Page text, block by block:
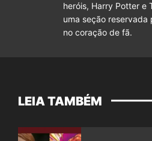
heróis, Harry Potter e
uma seção reservada
no coração de fã.
LEIA TAMBÉM